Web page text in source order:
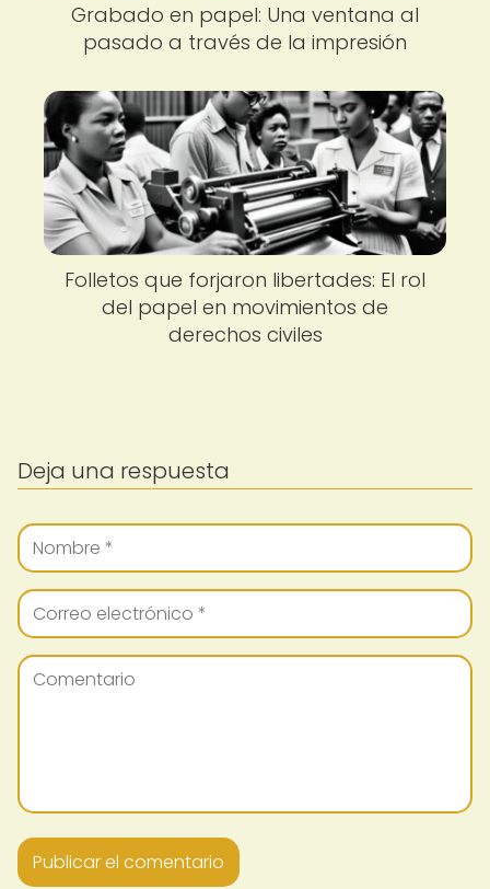
Grabado en papel: Una ventana al
pasado a través de la impresión
Folletos que forjaron libertades: El rol
del papel en movimientos de
derechos civiles
Deja una respuesta